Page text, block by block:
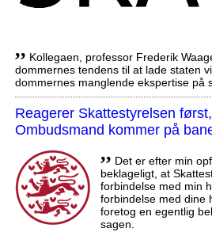
,, Kollegaen, professor Frederik
dommernes tendens til at lade staten
dommernes manglende ekspertise på
Reagerer Skattestyrelsen
Ombudsmand kommer på
,, Det er efter min
beklageligt, at
forbindelse med min
forbindelse med dine
foretog en egentlig
sagen.